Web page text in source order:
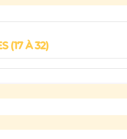
(17 À 32)